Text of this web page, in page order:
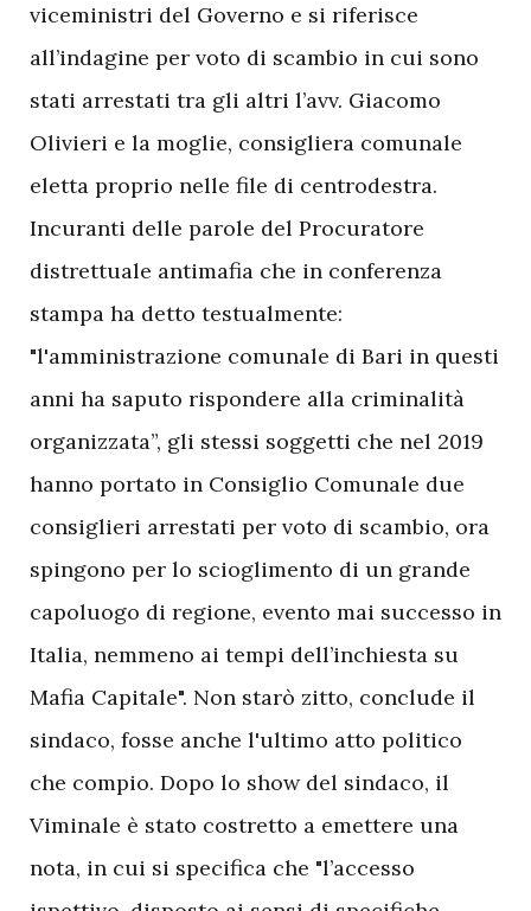
viceministri del Governo e si riferisce
all’indagine per voto di scambio in cui sono
stati arrestati tra gli altri l’avv. Giacomo
Olivieri e la moglie, consigliera comunale
eletta proprio nelle file di centrodestra.
Incuranti delle parole del Procuratore
distrettuale antimafia che in conferenza
stampa ha detto testualmente:
"l'amministrazione comunale di Bari in questi
anni ha saputo rispondere alla criminalità
organizzata”, gli stessi soggetti che nel 2019
hanno portato in Consiglio Comunale due
consiglieri arrestati per voto di scambio, ora
spingono per lo scioglimento di un grande
capoluogo di regione, evento mai successo in
Italia, nemmeno ai tempi dell’inchiesta su
Mafia Capitale". Non starò zitto, conclude il
sindaco, fosse anche l'ultimo atto politico
che compio. Dopo lo show del sindaco, il
Viminale è stato costretto a emettere una
nota, in cui si specifica che "l’accesso